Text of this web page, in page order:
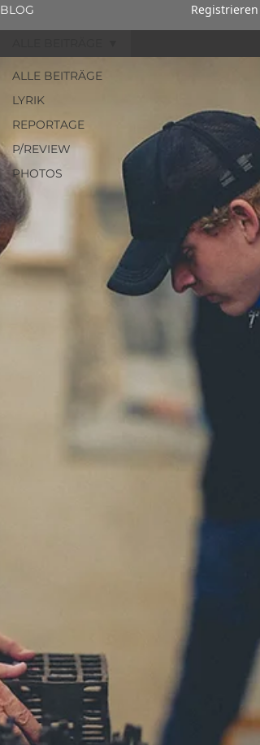
BLOG Registrieren
ALLE BEITRÄGE
LYRIK
REPORTAGE
P/REVIEW
PHOTOS